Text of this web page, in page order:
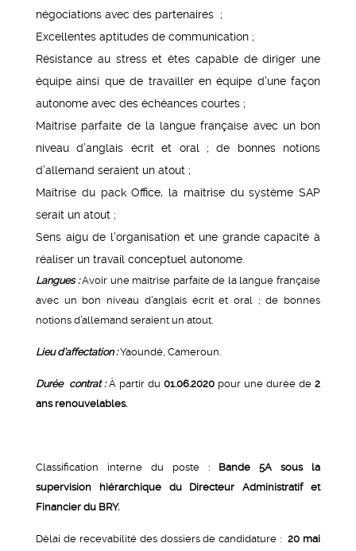
négociations avec des partenaires ;
Excellentes aptitudes de communication ;
Résistance au stress et êtes capable de diriger une
équipe ainsi que de travailler en équipe d’une façon
autonome avec des échéances courtes ;
Maîtrise parfaite de la langue française avec un bon
niveau d’anglais écrit et oral ; de bonnes notions
d’allemand seraient un atout ;
Maîtrise du pack Office, la maîtrise du système SAP
serait un atout ;
Sens aigu de l’organisation et une grande capacité à
réaliser un travail conceptuel autonome.
Langues :Avoir une maîtrise parfaite de la langue française
avec un bon niveau d’anglais écrit et oral ; de bonnes
notions d’allemand seraient un atout.
Lieu d’affectation :Yaoundé, Cameroun.
Durée contrat :À partir du 01.06.2020 pour une durée de 2
ans renouvelables.
Classification interne du poste : Bande 5A sous la
supervision hiérarchique du Directeur Administratif et
Financier du BRY.
Délai de recevabilité des dossiers de candidature : 20 mai